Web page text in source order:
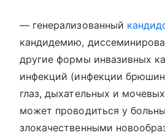
— генерализованный
кандидемию,
другие формы инвазивных
инфекций (инфекции
глаз, дыхательных и
может проводиться у
злокачественными